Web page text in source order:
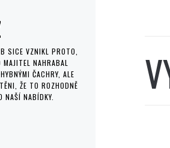
SICE VZNIKL PROTO,
NAHRABAL
ČACHRY, ALE
ŽE TO ROZHODNĚ
NAŠÍ NABÍDKY.